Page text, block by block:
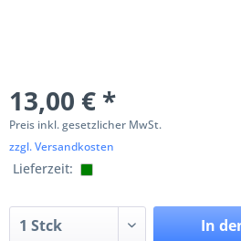
13,00 € *
Preis inkl. gesetzlicher MwSt.
zzgl. Versandkosten
Lieferzeit:
In